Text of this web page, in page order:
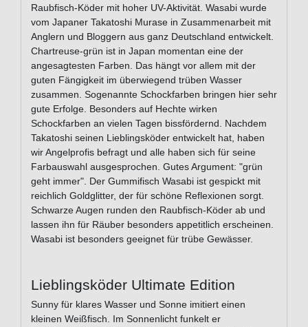
Raubfisch-Köder mit hoher UV-Aktivität. Wasabi wurde
vom Japaner Takatoshi Murase in Zusammenarbeit mit
Anglern und Bloggern aus ganz Deutschland entwickelt.
Chartreuse-grün ist in Japan momentan eine der
angesagtesten Farben. Das hängt vor allem mit der
guten Fängigkeit im überwiegend trüben Wasser
zusammen. Sogenannte Schockfarben bringen hier sehr
gute Erfolge. Besonders auf Hechte wirken
Schockfarben an vielen Tagen bissfördernd. Nachdem
Takatoshi seinen Lieblingsköder entwickelt hat, haben
wir Angelprofis befragt und alle haben sich für seine
Farbauswahl ausgesprochen. Gutes Argument: "grün
geht immer". Der Gummifisch Wasabi ist gespickt mit
reichlich Goldglitter, der für schöne Reflexionen sorgt.
Schwarze Augen runden den Raubfisch-Köder ab und
lassen ihn für Räuber besonders appetitlich erscheinen.
Wasabi ist besonders geeignet für trübe Gewässer.
Lieblingsköder Ultimate Edition
Sunny für klares Wasser und Sonne imitiert einen
kleinen Weißfisch. Im Sonnenlicht funkelt er